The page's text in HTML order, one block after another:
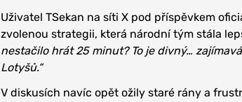
Uživatel TSekan na síti X pod příspěvkem
zvolenou strategii, která národní tým stála
nestačilo hrát 25 minut? To je divný…
Lotyšů.“
V diskusích navíc opět ožily staré rány a